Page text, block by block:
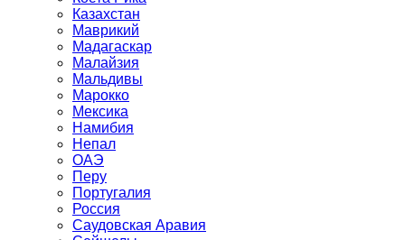
Казахстан
Маврикий
Мадагаскар
Малайзия
Мальдивы
Марокко
Мексика
Намибия
Непал
ОАЭ
Перу
Португалия
Россия
Саудовская Аравия